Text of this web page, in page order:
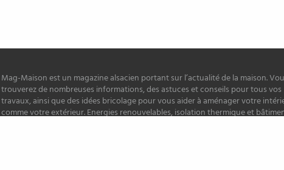
Mag-Maison est un magazine alsacien portant sur l’actualité de la maison.
trouverez de nombreuses informations, des astuces et conseils pour tous vos
travaux, ainsi que des idées bricolage pour vous aider à aménager votre
comme votre extérieur. Energies renouvelables, isolation thermique et